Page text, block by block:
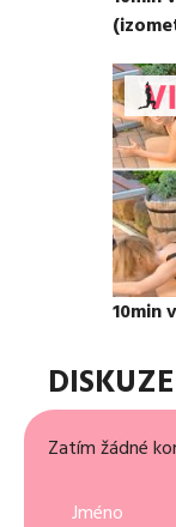
10min
DISKUZE
Zatím žádné
Jméno